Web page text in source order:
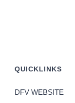
QUICKLINKS
DFV WEBSITE